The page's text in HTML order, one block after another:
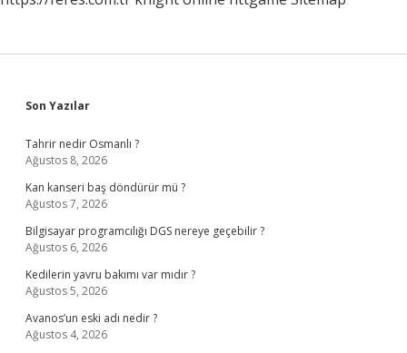
Sidebar
Son Yazılar
Tahrir nedir Osmanlı ?
Ağustos 8, 2026
Kan kanseri baş döndürür mü ?
Ağustos 7, 2026
Bilgisayar programcılığı DGS nereye geçebilir ?
Ağustos 6, 2026
Kedilerin yavru bakımı var mıdır ?
Ağustos 5, 2026
Avanos’un eski adı nedir ?
Ağustos 4, 2026